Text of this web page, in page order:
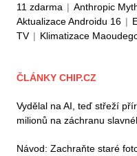
11 zdarma | Anthropic
Aktualizace Androidu 16 |
TV | Klimatizace
ČLÁNKY CHIP.CZ
Vydělal na AI, teď střeží
milionů na záchranu
Návod: Zachraňte staré